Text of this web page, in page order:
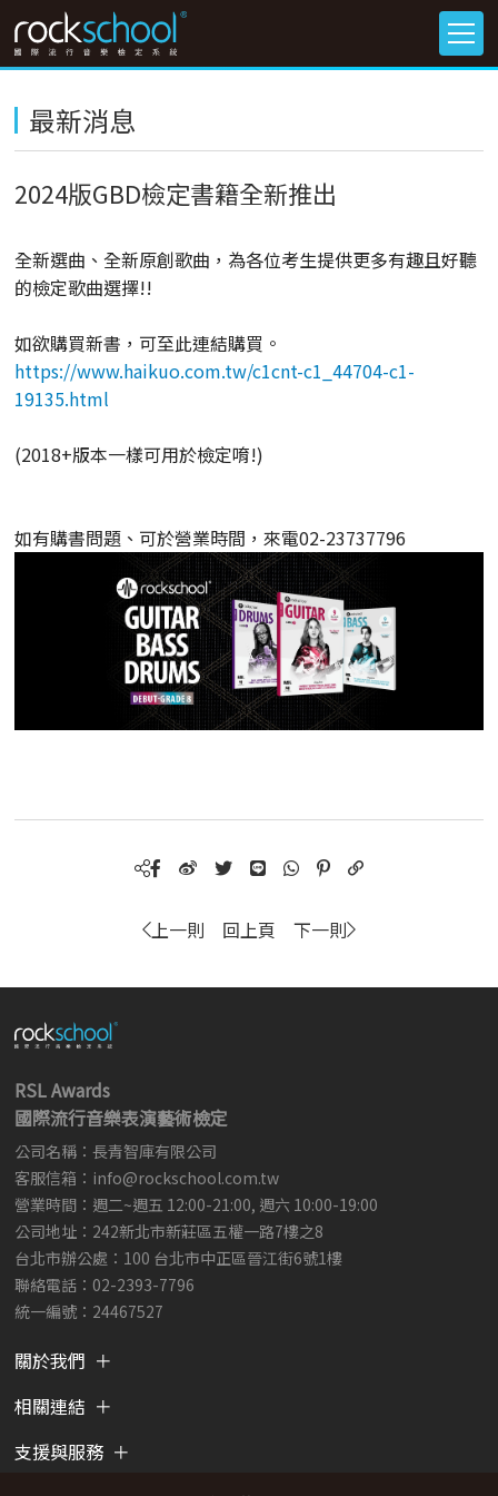
最新消息
2024版GBD檢定書籍全新推出
全新選曲、全新原創歌曲，為各位考生提供更多有趣且好聽
的檢定歌曲選擇!!
如欲購買新書，可至此連結購買。
https://www.haikuo.com.tw/c1cnt-c1_44704-c1-
19135.html
(2018+版本一樣可用於檢定唷!)
如有購書問題、可於營業時間，來電02-23737796
上一則 回上頁 下一則
RSL Awards
國際流行音樂表演藝術檢定
公司名稱：長青智庫有限公司
客服信箱： info@rockschool.com.tw ​
營業時間：週二~週五 12:00-21:00, 週六 10:00-19:00
公司地址：242新北市新莊區五權一路7樓之8
台北市辦公處：100 台北市中正區晉江街6號1樓
聯絡電話：02-2393-7796
統一編號：24467527
關於我們
相關連結
支援與服務